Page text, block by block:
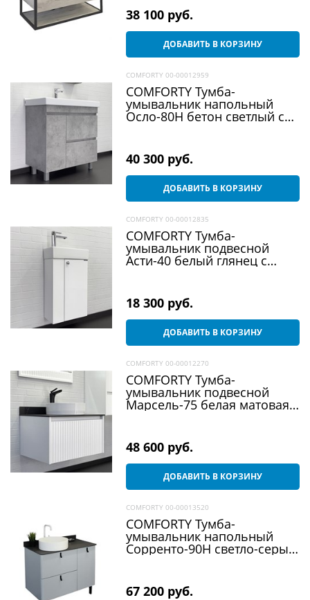
38 100 руб.
ДОБАВИТЬ В КОРЗИНУ
COMFORTY 00-00012959
COMFORTY Тумба-
умывальник напольный
Осло-80Н бетон светлый с
40 300 руб.
ДОБАВИТЬ В КОРЗИНУ
COMFORTY 00-00012835
COMFORTY Тумба-
умывальник подвесной
Асти-40 белый глянец с
18 300 руб.
ДОБАВИТЬ В КОРЗИНУ
COMFORTY 00-00012270
COMFORTY Тумба-
умывальник подвесной
Марсель-75 белая матовая
раковиной 9110
48 600 руб.
ДОБАВИТЬ В КОРЗИНУ
COMFORTY 00-00013520
COMFORTY Тумба-
умывальник напольный
Сорренто-90Н светло-серый
67 200 руб.